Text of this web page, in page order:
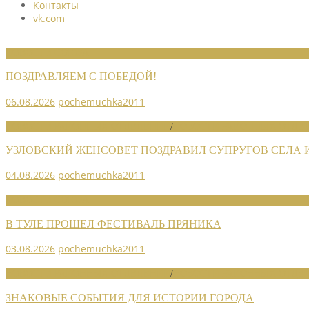
Контакты
vk.com
ПОЗДРАВЛЯЕМ С ПОБЕДОЙ!
06.08.2026 pochemuchka2011
/
УЗЛОВСКИЙ ЖЕНСОВЕТ ПОЗДРАВИЛ СУПРУГОВ СЕЛА
04.08.2026 pochemuchka2011
В ТУЛЕ ПРОШЕЛ ФЕСТИВАЛЬ ПРЯНИКА
03.08.2026 pochemuchka2011
/
ЗНАКОВЫЕ СОБЫТИЯ ДЛЯ ИСТОРИИ ГОРОДА